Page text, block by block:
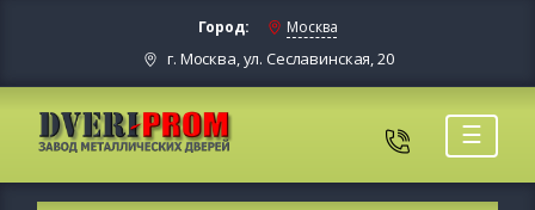
Город: Москва
г. Москва, ул. Сеславинская, 20
☰